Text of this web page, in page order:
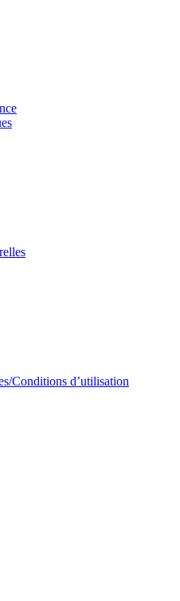
Conditions d’utilisation